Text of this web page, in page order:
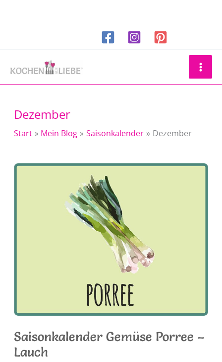
Dezember
Start Mein Blog Saisonkalender Dezember
Saisonkalender Gemüse Porree –
Lauch